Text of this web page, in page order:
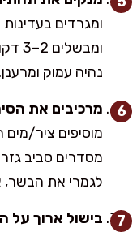
ומגרדים
נהיה עמוק ומרענן.
מרכיבים את
מוסיפים ציר/מים
מסדרים סביב גזר
לגמרי את הבשר,
בישול ארוך על